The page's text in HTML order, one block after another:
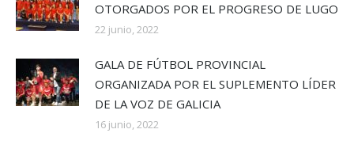
OTORGADOS POR EL PROGRESO DE LUGO
22 junio, 2022
GALA DE FÚTBOL PROVINCIAL
ORGANIZADA POR EL SUPLEMENTO LÍDER
DE LA VOZ DE GALICIA
16 junio, 2022